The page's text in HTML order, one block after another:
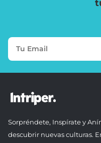
Sorpréndete, Inspírate y
descubrir nuevas culturas.